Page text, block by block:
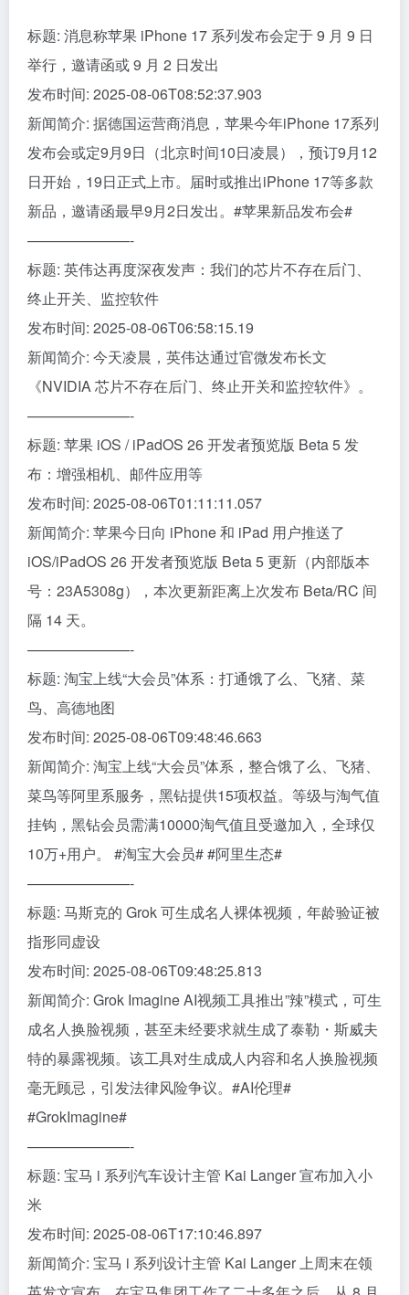
标题: 消息称苹果 iPhone 17 系列发布会定于 9 月 9 日
举行，邀请函或 9 月 2 日发出
发布时间: 2025-08-06T08:52:37.903
新闻简介: 据德国运营商消息，苹果今年iPhone 17系列
发布会或定9月9日（北京时间10日凌晨），预订9月12
日开始，19日正式上市。届时或推出iPhone 17等多款
新品，邀请函最早9月2日发出。#苹果新品发布会#
———————-
标题: 英伟达再度深夜发声：我们的芯片不存在后门、
终止开关、监控软件
发布时间: 2025-08-06T06:58:15.19
新闻简介: 今天凌晨，英伟达通过官微发布长文
《NVIDIA 芯片不存在后门、终止开关和监控软件》。
———————-
标题: 苹果 iOS / iPadOS 26 开发者预览版 Beta 5 发
布：增强相机、邮件应用等
发布时间: 2025-08-06T01:11:11.057
新闻简介: 苹果今日向 iPhone 和 iPad 用户推送了
iOS/iPadOS 26 开发者预览版 Beta 5 更新（内部版本
号：23A5308g），本次更新距离上次发布 Beta/RC 间
隔 14 天。
———————-
标题: 淘宝上线“大会员”体系：打通饿了么、飞猪、菜
鸟、高德地图
发布时间: 2025-08-06T09:48:46.663
新闻简介: 淘宝上线“大会员”体系，整合饿了么、飞猪、
菜鸟等阿里系服务，黑钻提供15项权益。等级与淘气值
挂钩，黑钻会员需满10000淘气值且受邀加入，全球仅
10万+用户。 #淘宝大会员# #阿里生态#
———————-
标题: 马斯克的 Grok 可生成名人裸体视频，年龄验证被
指形同虚设
发布时间: 2025-08-06T09:48:25.813
新闻简介: Grok Imagine AI视频工具推出”辣”模式，可生
成名人换脸视频，甚至未经要求就生成了泰勒・斯威夫
特的暴露视频。该工具对生成成人内容和名人换脸视频
毫无顾忌，引发法律风险争议。#AI伦理#
#GrokImagine#
———————-
标题: 宝马 i 系列汽车设计主管 Kai Langer 宣布加入小
米
发布时间: 2025-08-06T17:10:46.897
新闻简介: 宝马 i 系列设计主管 Kai Langer 上周末在领